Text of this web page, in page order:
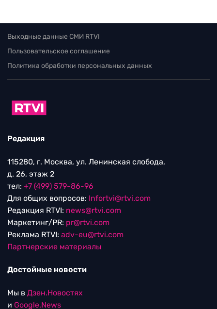
Выходные данные СМИ RTVI
Пользовательское соглашение
Политика обработки персональных данных
Редакция
115280, г. Москва, ул. Ленинская слобода,
д. 26, этаж 2
тел: +7 (499) 579-86-96
Для общих вопросов: Infortvi@rtvi.com
Редакция RTVI: news@rtvi.com
Маркетинг/PR: pr@rtvi.com
Реклама RTVI: adv-eu@rtvi.com
Партнерские материалы
Достойные новости
Мы в Дзен.Новостях
и Google.News